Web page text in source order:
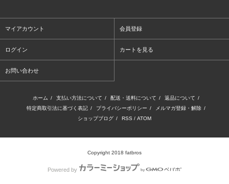
マイアカウント 会員登録
ログイン カートを見る
お問い合わせ
ホーム / 支払い方法について / 配送・送料について / 返品について /
特定商取引法に基づく表記 / プライバシーポリシー / メルマガ登録・解除 /
ショップブログ / RSS / ATOM
Copyright 2018 fatbros
Powered by